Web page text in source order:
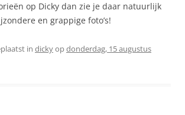
op Dicky dan zie je daar natuurlijk
en grappige foto’s!
in dickyopdonderdag, 15 augustus